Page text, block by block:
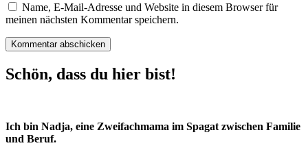
Name, E-Mail-Adresse und Website in diesem Browser für
meinen nächsten Kommentar speichern.
Schön, dass du hier bist!
Ich bin Nadja, eine Zweifachmama im Spagat zwischen Familie
und Beruf.